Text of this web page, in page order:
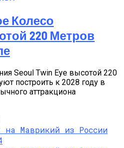
Колесо
220 Метров
Seoul Twin Eye высотой 220
построить к 2028 году в
аттракциона